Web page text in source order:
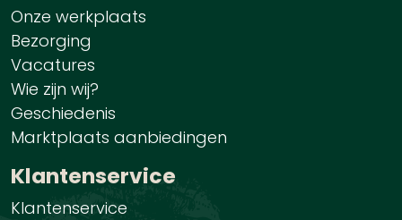
Onze werkplaats
Bezorging
Vacatures
Wie zijn wij?
Geschiedenis
Marktplaats aanbiedingen
Klantenservice
Klantenservice